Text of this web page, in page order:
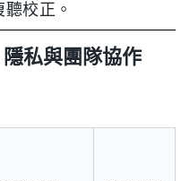
校正。
私與團隊協作